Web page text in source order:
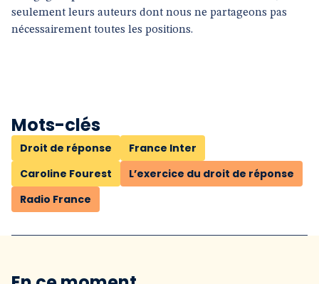
seulement leurs auteurs dont nous ne partageons pas
nécessairement toutes les positions.
Mots-clés
Droit de réponse
France Inter
Caroline Fourest
L’exercice du droit de réponse
Radio France